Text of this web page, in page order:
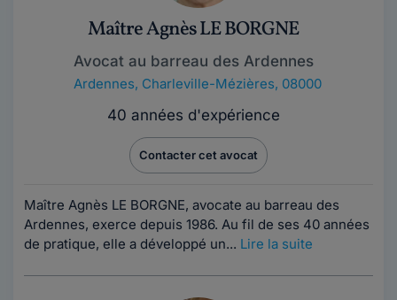
Maître Agnès LE BORGNE
Avocat au barreau des Ardennes
Ardennes, Charleville-Mézières, 08000
40 années d'expérience
Contacter cet avocat
Maître Agnès LE BORGNE, avocate au barreau des
Ardennes, exerce depuis 1986. Au fil de ses 40 années
de pratique, elle a développé un... Lire la suite